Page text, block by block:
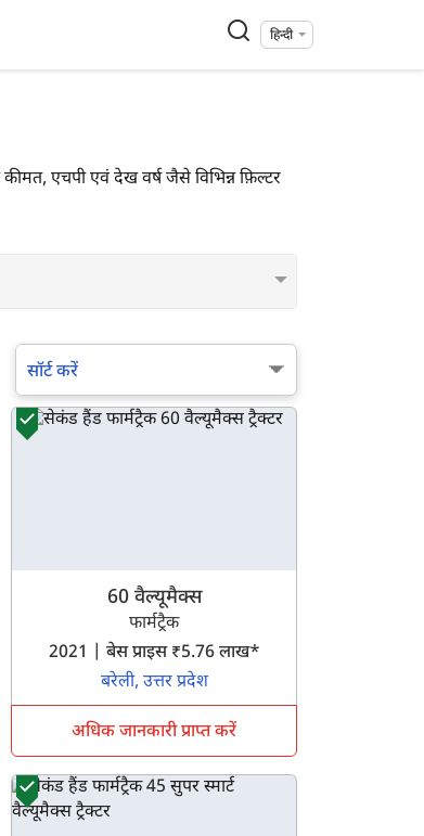
हिन्दी
एचपी एवं देख वर्ष जैसे विभिन्न फ़िल्टर
सॉर्ट करें
60 वैल्यूमैक्स
फार्मट्रैक
2021 | बेस प्राइस ₹5.76 लाख*
बरेली, उत्तर प्रदेश
अधिक जानकारी प्राप्त करें